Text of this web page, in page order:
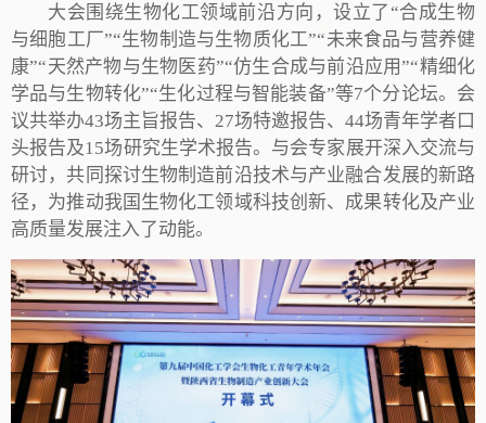
大会围绕生物化工领域前沿方向，设立了“合成生物
与细胞工厂”“生物制造与生物质化工”“未来食品与营养健
康”“天然产物与生物医药”“仿生合成与前沿应用”“精细化
学品与生物转化”“生化过程与智能装备”等7个分论坛。会
议共举办43场主旨报告、27场特邀报告、44场青年学者口
头报告及15场研究生学术报告。与会专家展开深入交流与
研讨，共同探讨生物制造前沿技术与产业融合发展的新路
径，为推动我国生物化工领域科技创新、成果转化及产业
高质量发展注入了动能。